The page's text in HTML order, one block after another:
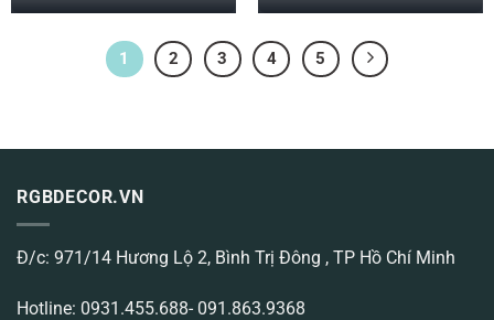
1 2 3 4 5
RGBDECOR.VN
Đ/c: 971/14 Hương Lộ 2, Bình Trị Đông , TP Hồ Chí Minh
Hotline: 0931.455.688- 091.863.9368